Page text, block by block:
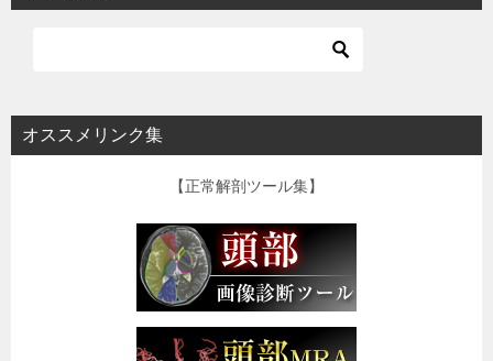
オススメリンク集
【正常解剖ツール集】